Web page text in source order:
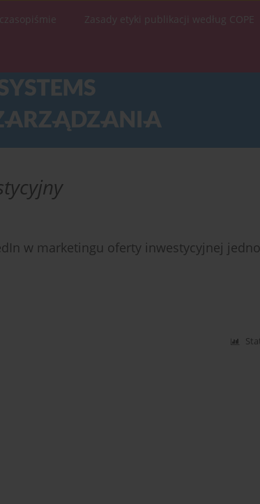
Zasady etyki publikacji według COPE
w marketingu oferty inwestycyjnej